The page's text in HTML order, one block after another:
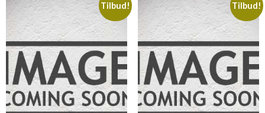
Tilbud! Tilbud!